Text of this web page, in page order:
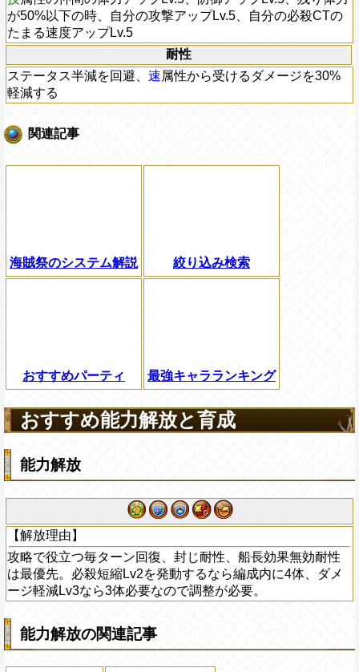
が50%以下の時、自分の攻撃アップLv.5、自分の必殺CTの
たまる速度アップLv.5
耐性
ステータス半減を回避、 速属性から受けるダメージを30%
軽減する
関連記事
海賊祭のシステム解説 絞り込み検索
おすすめパーティ 最強キャラランキング
おすすめ能力解放と育成
能力解放
【解放理由】
攻略で役立つ毎ターン回復、封じ耐性、船長効果無効耐性
は最優先。必殺短縮Lv2を発動するなら編成内に4体、ダメ
ージ軽減Lv3なら3体必要なので調整が必要。
能力解放の関連記事